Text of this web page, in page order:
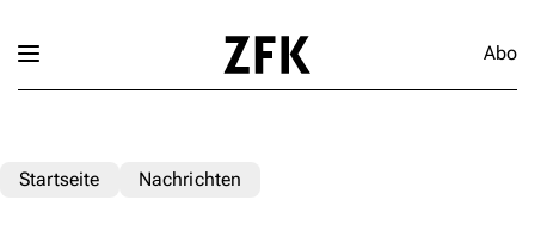
Abo
Startseite Nachrichten